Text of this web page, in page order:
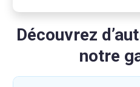
Découvrez
notre